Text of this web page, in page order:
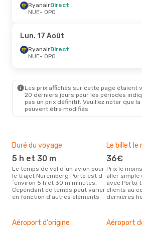
RyanairDirect
NUE- OPO
RyanairDirect
OPO - NUE
RyanairDirect
NUE- OPO
Lun. 17 Août
RyanairDirect
NUE- OPO
Les prix affichés sur cette page étaient
20 derniers jours pour les périodes
pas un prix définitif. Veuillez noter que
peuvent être modifiés.
Duré du voyage
5 h et 30 m
Le temps de vol d´un avion pour
le trajet Nuremberg Porto est d
´environ 5 h et 30 m minutes,
Cependant ce temps peut varier
en fonction d'autres eléments.
Le billet le
36€
Prix le moins cher pour un vol
aller simple
avec Porto
clients au
dernières
Aéroport d'origine Aéroport